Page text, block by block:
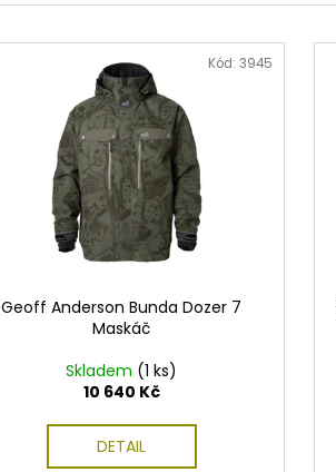
Geoff Anderson Bunda Dozer 7
Maskáč
Skladem (1 ks)
10 640 Kč
DETAIL
Kód: 3945